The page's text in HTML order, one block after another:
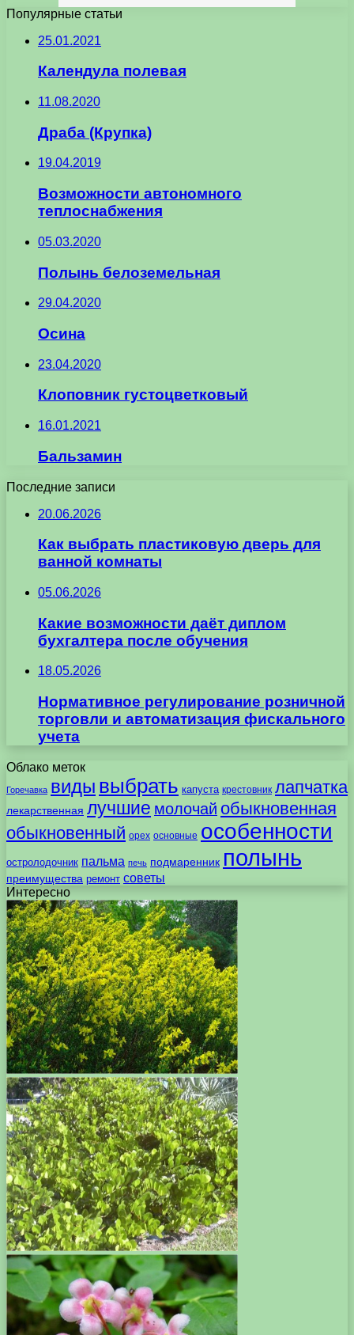
Популярные статьи
25.01.2021
Календула полевая
11.08.2020
Драба (Крупка)
19.04.2019
Возможности автономного
теплоснабжения
05.03.2020
Полынь белоземельная
29.04.2020
Осина
23.04.2020
Клоповник густоцветковый
16.01.2021
Бальзамин
Последние записи
20.06.2026
Как выбрать пластиковую дверь для
ванной комнаты
05.06.2026
Какие возможности даёт диплом
бухгалтера после обучения
18.05.2026
Нормативное регулирование розничной
торговли и автоматизация фискального
учета
Облако меток
Горечавка виды выбрать капуста крестовник лапчатка
лекарственная лучшие молочай обыкновенная
обыкновенный орех основные особенности
остролодочник пальма печь подмаренник полынь
преимущества ремонт советы
Интересно